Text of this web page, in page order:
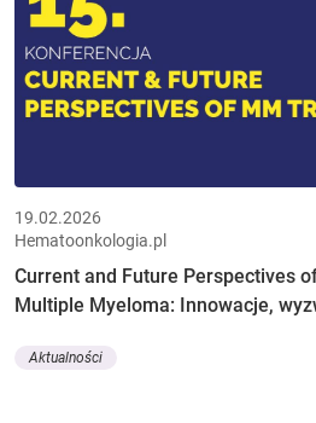
19.02.2026
Hematoonkologia.pl
Current and Future Perspectives
Multiple Myeloma: Innowacje,
Aktualności